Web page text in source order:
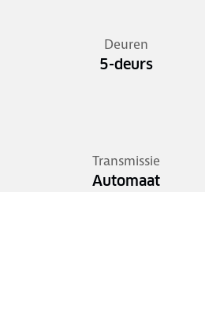
Deuren
5-deurs
Transmissie
Automaat